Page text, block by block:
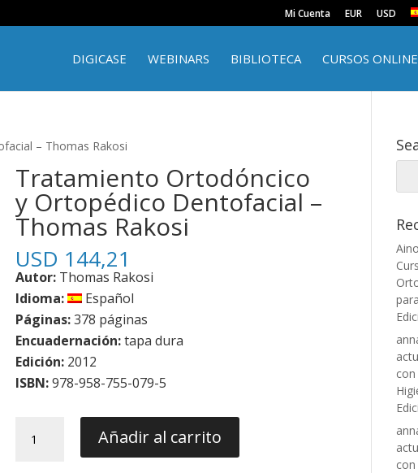
Mi Cuenta EUR USD
DIGICASE WEBINARS BIBLIOTECA CURSOS ONLINE
– Thomas Rakosi
Tratamiento Ortodóncico
y Ortopédico Dentofacial –
Thomas Rakosi
USD 144,21
Autor: Thomas Rakosi
Idioma:
Español
Páginas:378 páginas
Encuadernación:tapa dura
Edición: 2012
ISBN:978-958-755-079-5
Ortodóncico
Añadir al carrito